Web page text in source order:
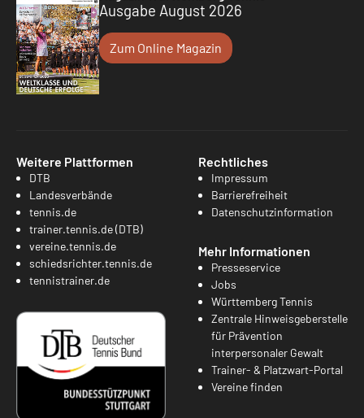
Ausgabe August 2026
Zum Online Magazin
Weitere Plattformen
DTB
Landesverbände
tennis.de
trainer.tennis.de (DTB)
vereine.tennis.de
schiedsrichter.tennis.de
tennistrainer.de
Rechtliches
Impressum
Barrierefreiheit
Datenschutzinformation
Mehr Informationen
Presseservice
Jobs
Württemberg Tennis
Zentrale Hinweisgeberstelle
für Prävention
interpersonaler Gewalt
Trainer- & Platzwart-Portal
Vereine finden